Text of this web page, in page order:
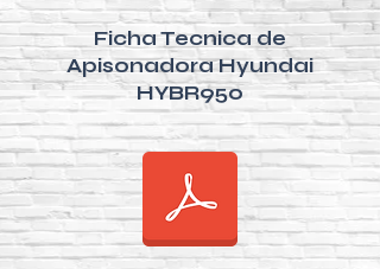
Ficha Tecnica de
Apisonadora Hyundai
HYBR950